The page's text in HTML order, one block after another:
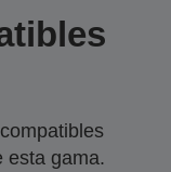
esta gama.